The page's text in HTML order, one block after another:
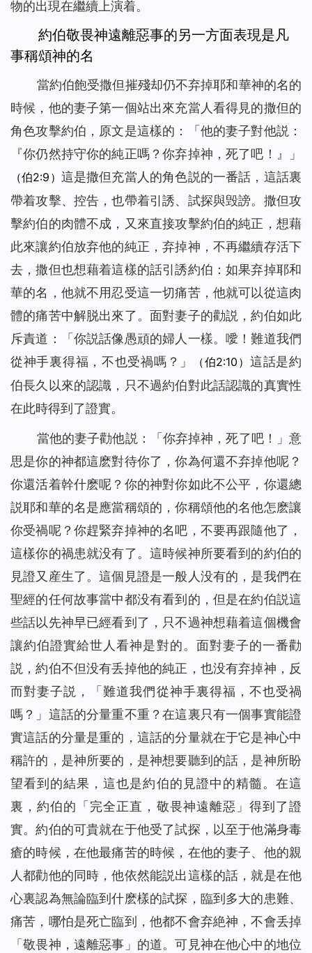
物的出現在繼續上演着。
約伯敬畏神遠離惡事的另一方面表現是凡
事稱頌神的名
當約伯飽受撒但摧殘却仍不弃掉耶和華神的名的
時候，他的妻子第一個站出來充當人看得見的撒但的
角色攻擊約伯，原文是這樣的：「他的妻子對他説：
『你仍然持守你的純正嗎？你弃掉神，死了吧！』」
（伯2:9） 這是撒但充當人的角色説的一番話，這話裏
帶着攻擊、控告，也帶着引誘、試探與毁謗。撒但攻
擊約伯的肉體不成，又來直接攻擊約伯的純正，想藉
此來讓約伯放弃他的純正，弃掉神，不再繼續存活下
去，撒但也想藉着這樣的話引誘約伯：如果弃掉耶和
華的名，他就不用忍受這一切痛苦，他就可以從這肉
體的痛苦中解脱出來了。面對妻子的勸説，約伯如此
斥責道：「你説話像愚頑的婦人一樣。噯！難道我們
從神手裏得福，不也受禍嗎？」
（伯2:10） 這話是約
伯長久以來的認識，只不過約伯對此話認識的真實性
在此時得到了證實。
當他的妻子勸他説：「你弃掉神，死了吧！」意
思是你的神都這麽對待你了，你為何還不弃掉他呢？
你還活着幹什麽呢？你的神對你如此不公平，你還總
説耶和華的名是應當稱頌的，你稱頌他的名他怎麽讓
你受禍呢？你趕緊弃掉神的名吧，不要再跟隨他了，
這樣你的禍患就没有了。這時候神所要看到的約伯的
見證又産生了。這個見證是一般人没有的，是我們在
聖經的任何故事當中都没有看到的，但是在約伯説這
些話以先神早已經看到了，只不過神想藉着這個機會
讓約伯證實給世人看神是對的。面對妻子的一番勸
説，約伯不但没有丢掉他的純正，也没有弃掉神，反
而對妻子説，「難道我們從神手裏得福，不也受禍
嗎？」這話的分量重不重？在這裏只有一個事實能證
實這話的分量是重的，這話的分量就在于它是神心中
稱許的，是神所要的，是神想要聽到的話，是神所盼
望看到的結果，這也是約伯的見證中的精髓。在這
裏，約伯的「完全正直，敬畏神遠離惡」得到了證
實。約伯的可貴就在于他受了試探，以至于他滿身毒
瘡的時候，在他最痛苦的時候，在他的妻子、他的親
人都勸他的同時，他依然能説出這樣的話，就是在他
心裏認為無論臨到什麽樣的試探，臨到多大的患難、
痛苦，哪怕是死亡臨到，他都不會弃絶神，不會丢掉
「敬畏神，遠離惡事」的道。可見神在他心中的地位